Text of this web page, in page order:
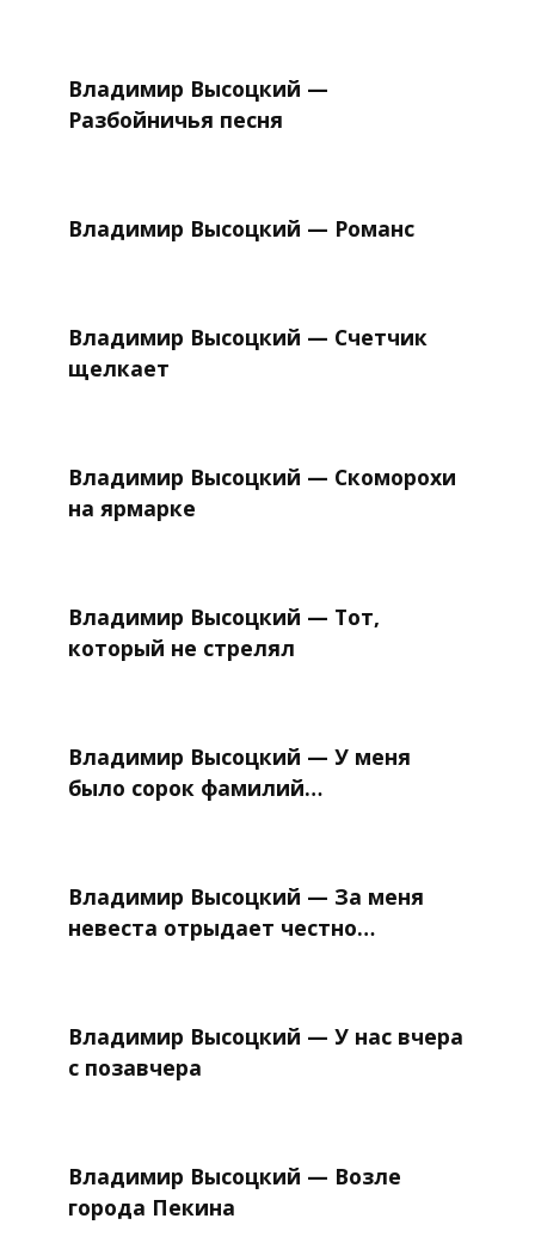
Владимир Высоцкий —
Разбойничья песня
Владимир Высоцкий — Романс
Владимир Высоцкий — Счетчик
щелкает
Владимир Высоцкий — Скоморохи
на ярмарке
Владимир Высоцкий — Тот,
который не стрелял
Владимир Высоцкий — У меня
было сорок фамилий…
Владимир Высоцкий — За меня
невеста отрыдает честно…
Владимир Высоцкий — У нас вчера
с позавчера
Владимир Высоцкий — Возле
города Пекина